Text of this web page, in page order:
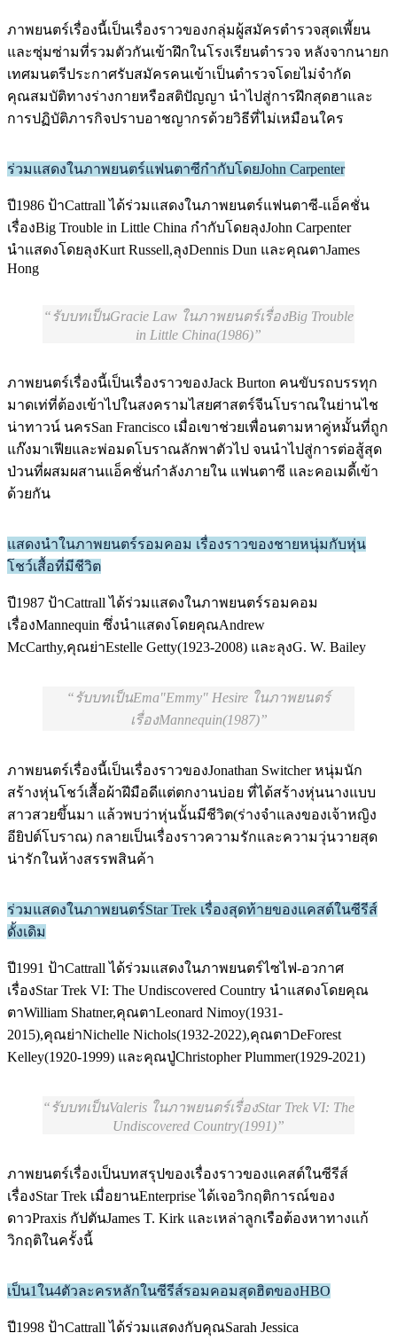
ภาพยนตร์เรื่องนี้เป็นเรื่องราวของกลุ่มผู้สมัครตำรวจสุดเพี้ยน
และซุ่มซ่ามที่รวมตัวกันเข้าฝึกในโรงเรียนตำรวจ หลังจากนายก
เทศมนตรีประกาศรับสมัครคนเข้าเป็นตำรวจโดยไม่จำกัด
คุณสมบัติทางร่างกายหรือสติปัญญา นำไปสู่การฝึกสุดฮาและ
การปฏิบัติภารกิจปราบอาชญากรด้วยวิธีที่ไม่เหมือนใคร
ร่วมแสดงในภาพยนตร์แฟนตาซีกำกับโดยJohn Carpenter
ปี1986 ป้าCattrall ได้ร่วมแสดงในภาพยนตร์แฟนตาซี-แอ็คชั่น
เรื่องBig Trouble in Little China กำกับโดยลุงJohn Carpenter
นำแสดงโดยลุงKurt Russell,ลุงDennis Dun และคุณตาJames
Hong
รับบทเป็นGracie Law ในภาพยนตร์เรื่องBig Trouble
in Little China(1986)
ภาพยนตร์เรื่องนี้เป็นเรื่องราวของJack Burton คนขับรถบรรทุก
มาดเท่ที่ต้องเข้าไปในสงครามไสยศาสตร์จีนโบราณในย่านไช
น่าทาวน์ นครSan Francisco เมื่อเขาช่วยเพื่อนตามหาคู่หมั้นที่ถูก
แก๊งมาเฟียและพ่อมดโบราณลักพาตัวไป จนนำไปสู่การต่อสู้สุด
ป่วนที่ผสมผสานแอ็คชั่นกำลังภายใน แฟนตาซี และคอเมดี้เข้า
ด้วยกัน
แสดงนำในภาพยนตร์รอมคอม เรื่องราวของชายหนุ่มกับหุ่น
โชว์เสื้อที่มีชีวิต
ปี1987 ป้าCattrall ได้ร่วมแสดงในภาพยนตร์รอมคอม
เรื่องMannequin ซึ่งนำแสดงโดยคุณAndrew
McCarthy,คุณย่าEstelle Getty(1923-2008) และลุงG. W. Bailey
รับบทเป็นEma"Emmy" Hesire ในภาพยนตร์
เรื่องMannequin(1987)
ภาพยนตร์เรื่องนี้เป็นเรื่องราวของJonathan Switcher หนุ่มนัก
สร้างหุ่นโชว์เสื้อผ้าฝีมือดีแต่ตกงานบ่อย ที่ได้สร้างหุ่นนางแบบ
สาวสวยขึ้นมา แล้วพบว่าหุ่นนั้นมีชีวิต(ร่างจำแลงของเจ้าหญิง
อียิปต์โบราณ) กลายเป็นเรื่องราวความรักและความวุ่นวายสุด
น่ารักในห้างสรรพสินค้า
ร่วมแสดงในภาพยนตร์Star Trek เรื่องสุดท้ายของแคสต์ในซีรีส์
ดั้งเดิม
ปี1991 ป้าCattrall ได้ร่วมแสดงในภาพยนตร์ไซไฟ-อวกาศ
เรื่องStar Trek VI: The Undiscovered Country นำแสดงโดยคุณ
ตาWilliam Shatner,คุณตาLeonard Nimoy(1931-
2015),คุณย่าNichelle Nichols(1932-2022),คุณตาDeForest
Kelley(1920-1999) และคุณปู่Christopher Plummer(1929-2021)
รับบทเป็นValeris ในภาพยนตร์เรื่องStar Trek VI: The
Undiscovered Country(1991)
ภาพยนตร์เรื่องเป็นบทสรุปของเรื่องราวของแคสต์ในซีรีส์
เรื่องStar Trek เมื่อยานEnterprise ได้เจอวิกฤติการณ์ของ
ดาวPraxis กัปตันJames T. Kirk และเหล่าลูกเรือต้องหาทางแก้
วิกฤติในครั้งนี้
เป็น1ใน4ตัวละครหลักในซีรีส์รอมคอมสุดฮิตของHBO
ปี1998 ป้าCattrall ได้ร่วมแสดงกับคุณSarah Jessica